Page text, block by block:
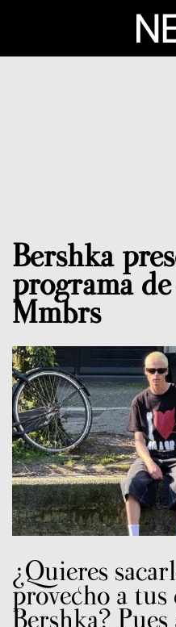
Bershka
programa
Mmbrs
¿Quieres
provecho a tus
Bershka? Pues